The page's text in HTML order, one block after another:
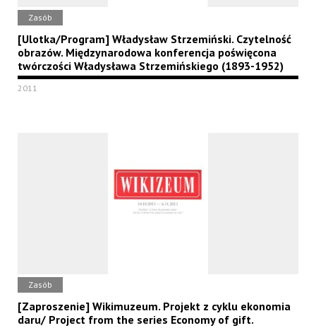
Zasób
[Ulotka/Program] Władysław Strzemiński. Czytelność
obrazów. Międzynarodowa konferencja poświęcona
twórczości Władysława Strzemińskiego (1893-1952)
2011
Zasób
[Zaproszenie] Wikimuzeum. Projekt z cyklu ekonomia
daru/ Project from the series Economy of gift.